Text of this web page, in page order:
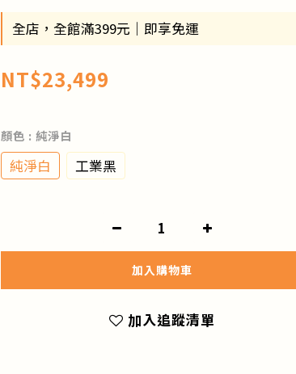
全店，全館滿399元｜即享免運
NT$23,499
顏色 : 純淨白
純淨白 工業黑
加入購物車
加入追蹤清單